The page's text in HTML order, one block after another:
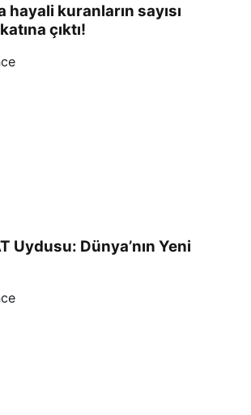
hayali kuranların sayısı
çıktı!
Uydusu: Dünya’nın Yeni